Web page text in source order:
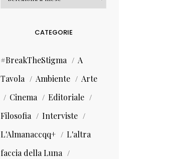
CATEGORIE
#BreakTheStigma
A
Tavola
Ambiente
Arte
Cinema
Editoriale
Filosofia
Interviste
L'Almanaccqq+
L'altra
faccia della Luna